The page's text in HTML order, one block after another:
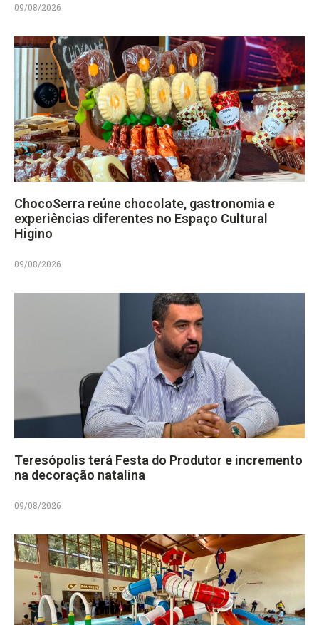
09/08/2026
ChocoSerra reúne chocolate, gastronomia e
experiências diferentes no Espaço Cultural
Higino
09/08/2026
Teresópolis terá Festa do Produtor e incremento
na decoração natalina
09/08/2026